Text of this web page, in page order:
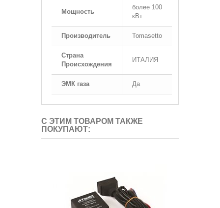
Мощность
более 100
кВт
Производитель Tomasetto
Страна
Происхождения
ИТАЛИЯ
ЭМК газа Да
С ЭТИМ ТОВАРОМ ТАКЖЕ
ПОКУПАЮТ: